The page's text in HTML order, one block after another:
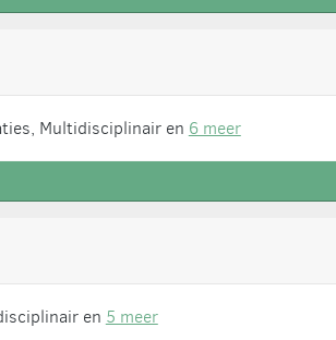
Multidisciplinair en 6 meer
en 5 meer